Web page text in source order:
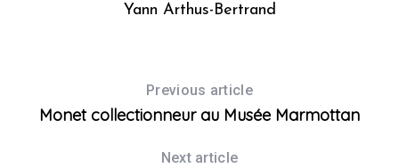
Yann Arthus-Bertrand
Previous article
Monet collectionneur au Musée Marmottan
Next article